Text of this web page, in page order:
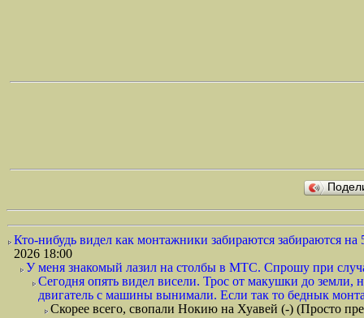
Кто-нибудь видел как монтажники забираются забираются
2026 18:00
У меня знакомый лазил на столбы в МТС. Спрошу при
Сегодня опять видел висели. Трос от макушки до земли,
двигатель с машины вынимали. Если так то беднык
Скорее всего, свопали Нокию на Хуавей (-) (Просто